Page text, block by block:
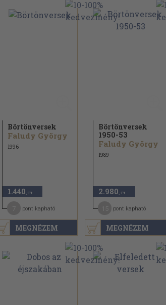
MEGNÉZEM
Börtönversek
Faludy György
1996
1.440 ,-Ft
pont kapható
MEGNÉZEM
Börtönversek
1950-53
Faludy György
1989
2.980 ,-Ft
pont kapható